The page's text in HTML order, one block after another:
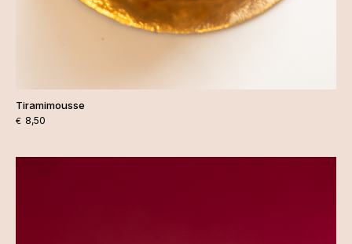
Tiramimousse
€ 8,50